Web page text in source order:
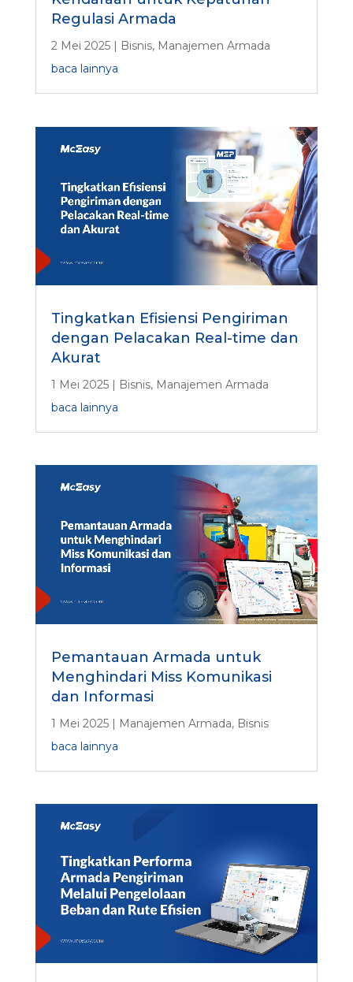
Regulasi Armada
2 Mei 2025| Bisnis, Manajemen Armada
baca lainnya
Tingkatkan Efisiensi Pengiriman
dengan Pelacakan Real-time dan
Akurat
1 Mei 2025| Bisnis, Manajemen Armada
baca lainnya
Pemantauan Armada untuk
Menghindari Miss Komunikasi
dan Informasi
1 Mei 2025| Manajemen Armada, Bisnis
baca lainnya